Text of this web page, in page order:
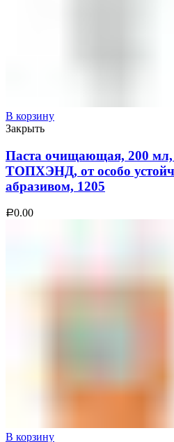
В корзину
Закрыть
Паста очищающая, 200
ТОПХЭНД, от особо
абразивом, 1205
Р0.00
В корзину